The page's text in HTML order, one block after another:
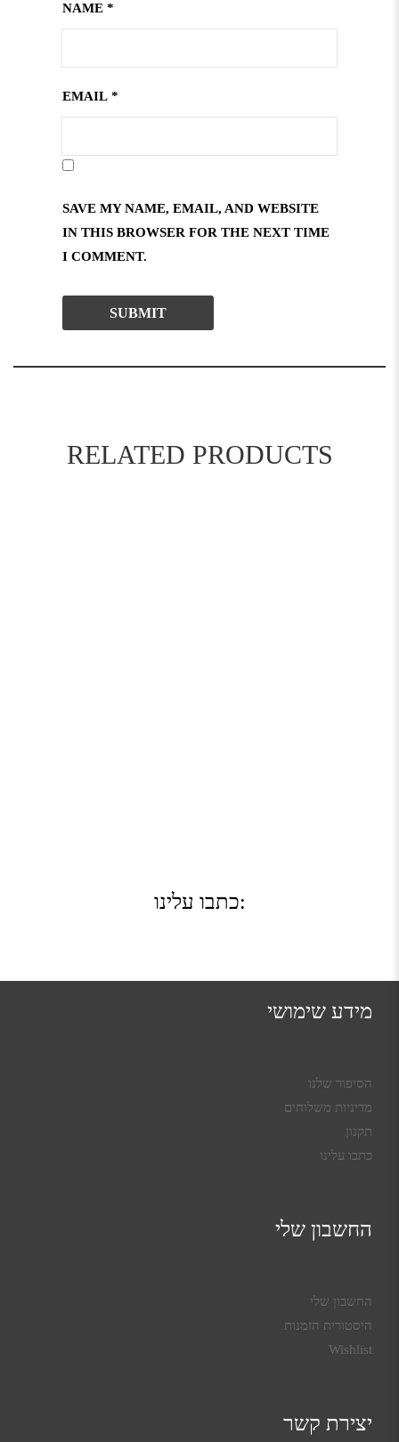
NAME *
EMAIL *
SAVE MY NAME, EMAIL, AND WEBSITE
IN THIS BROWSER FOR THE NEXT TIME
I COMMENT.
RELATED PRODUCTS
כתבו עלינו:
מידע שימושי
הסיפור שלנו
מדיניות משלוחים
תקנון
כתבו עלינו
החשבון שלי
החשבון שלי
היסטורית הזמנות
Wishlist
יצירת קשר